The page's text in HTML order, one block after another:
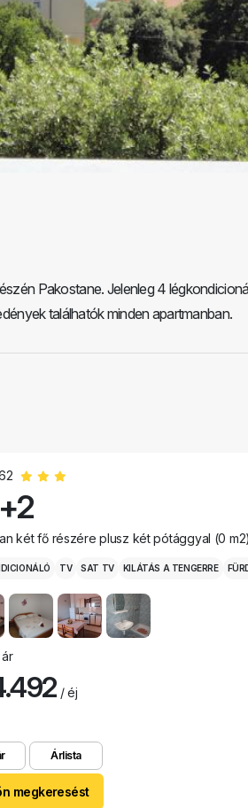
Pakostane. Jelenleg 4
találhatók minden apartmanban.
két fő részére plusz két pótággyal (0 m2)
TV SAT TV KILÁTÁS A TENGERRE
/ éj
Árlista
megkeresést